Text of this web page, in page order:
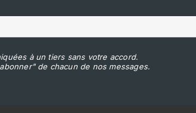
à un tiers sans votre accord.
de chacun de nos messages.